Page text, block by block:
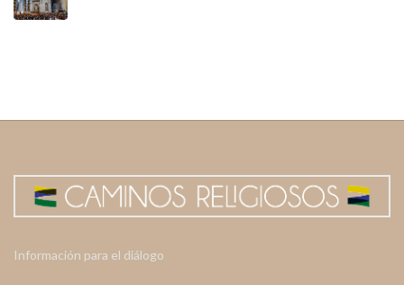
Información para el diálogo